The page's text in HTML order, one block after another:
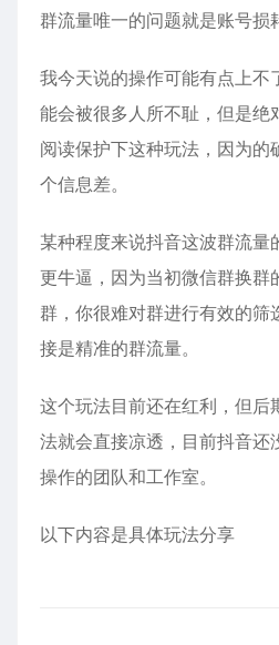
群流量唯一的问题就是账号损
我今天说的操作可能有点上不
能会被很多人所不耻，但是绝
阅读保护下这种玩法，因为的
个信息差。
某种程度来说抖音这波群流量
更牛逼，因为当初微信群换群
群，你很难对群进行有效的筛
接是精准的群流量。
这个玩法目前还在红利，但后
法就会直接凉透，目前抖音还
操作的团队和工作室。
以下内容是具体玩法分享